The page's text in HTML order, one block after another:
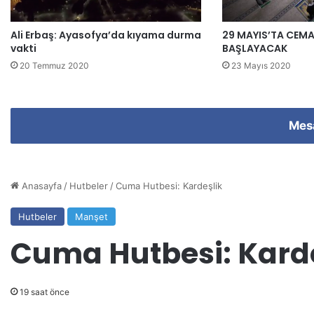
i
r
i
n
Ali Erbaş: Ayasofya’da kıyama durma
vakti
20 Temmuz 2020
29 MAYIS’TA
BAŞLAYACAK
23 Mayıs 2020